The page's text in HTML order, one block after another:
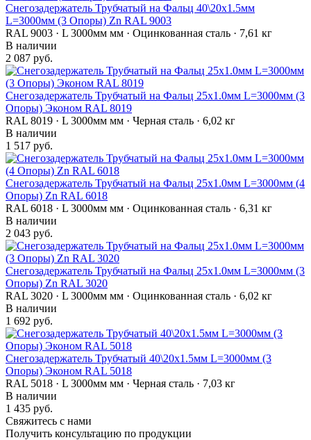
Снегозадержатель Трубчатый на Фальц 40\20х1.5мм
L=3000мм (3 Опоры) Zn RAL 9003
RAL 9003 · L 3000мм мм · Оцинкованная сталь · 7,61 кг
В наличии
2 087 руб.
Снегозадержатель Трубчатый на Фальц 25х1.0мм L=3000мм (3
Опоры) Эконом RAL 8019
RAL 8019 · L 3000мм мм · Черная сталь · 6,02 кг
В наличии
1 517 руб.
Снегозадержатель Трубчатый на Фальц 25х1.0мм L=3000мм (4
Опоры) Zn RAL 6018
RAL 6018 · L 3000мм мм · Оцинкованная сталь · 6,31 кг
В наличии
2 043 руб.
Снегозадержатель Трубчатый на Фальц 25х1.0мм L=3000мм (3
Опоры) Zn RAL 3020
RAL 3020 · L 3000мм мм · Оцинкованная сталь · 6,02 кг
В наличии
1 692 руб.
Снегозадержатель Трубчатый 40\20х1.5мм L=3000мм (3
Опоры) Эконом RAL 5018
RAL 5018 · L 3000мм мм · Черная сталь · 7,03 кг
В наличии
1 435 руб.
Свяжитесь с нами
Получить консультацию по продукции